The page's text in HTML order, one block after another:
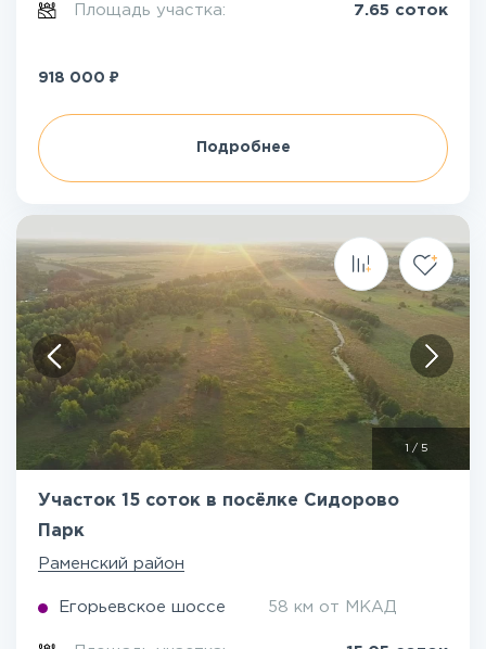
Площадь участка: 7.65 соток
918 000 ₽
Подробнее
/ 5
Участок 15 соток в посёлке Сидорово
Парк
Раменский район
Егорьевское шоссе 58 км от МКАД